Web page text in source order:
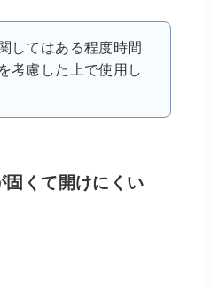
してはある程度時間
考慮した上で使用し
固くて開けにくい